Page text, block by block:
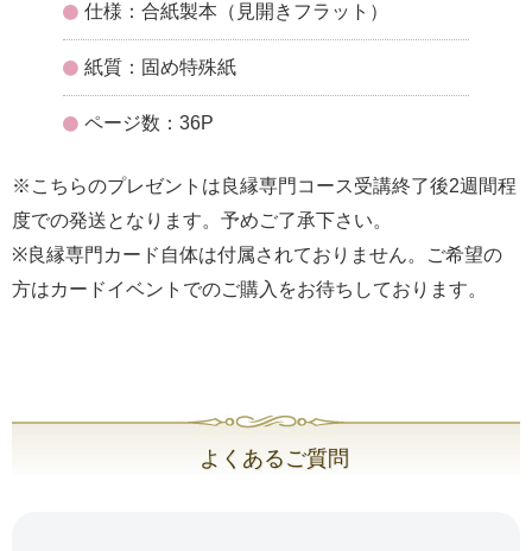
仕様：合紙製本（見開きフラット）
紙質：固め特殊紙
ページ数：36P
※こちらのプレゼントは良縁専門コース受講終了後2週間程
度での発送となります。予めご了承下さい。
※良縁専門カード自体は付属されておりません。ご希望の
方はカードイベントでのご購入をお待ちしております。
よくあるご質問